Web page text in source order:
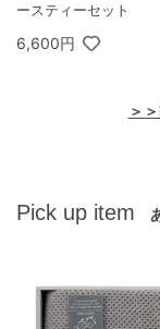
ースティーセット
6,600円
＞
Pick up item